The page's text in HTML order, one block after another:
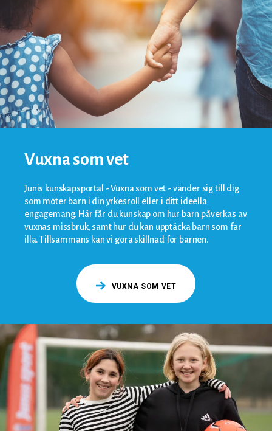
Vuxna som vet
Junis kunskapsportal - Vuxna som vet - vänder sig till dig
som möter barn i din yrkesroll eller i ditt ideella
engagemang. Här får du kunskap om hur barn påverkas av
vuxnas missbruk, samt hur du kan upptäcka barn som far
illa. Tillsammans kan vi göra skillnad för barnen.
VUXNA SOM VET